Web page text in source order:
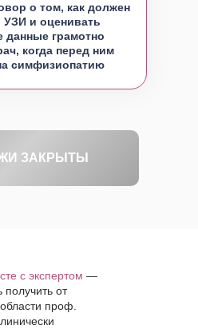
ЗАКРЫТЫ
о том, как должен
УЗИ и оценивать
данные грамотно
когда перед ним
симфизиопатию
с экспертом —
получить от
проф.